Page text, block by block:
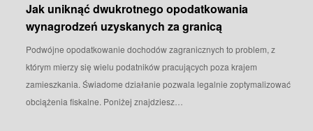
Jak uniknąć dwukrotnego opodatkowania
wynagrodzeń uzyskanych za granicą
Podwójne opodatkowanie dochodów zagranicznych to problem, z
którym mierzy się wielu podatników pracujących poza krajem
zamieszkania. Świadome działanie pozwala legalnie zoptymalizować
obciążenia fiskalne. Poniżej znajdziesz…